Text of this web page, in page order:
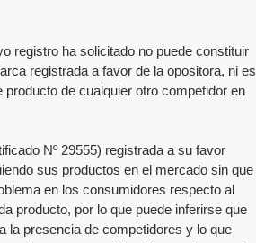
registro ha solicitado no puede constituir
registrada a favor de la opositora, ni es
de cualquier otro competidor en
Nº 29555) registrada a su favor
sus productos en el mercado sin que
en los consumidores respecto al
producto, por lo que puede inferirse que
la presencia de competidores y lo que